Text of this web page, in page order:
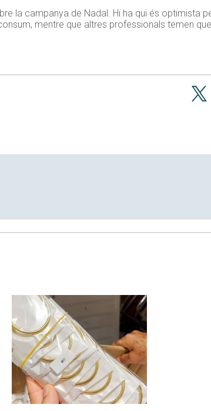
la campanya de Nadal. Hi ha qui és optimista
mentre que altres professionals temen